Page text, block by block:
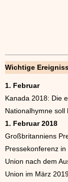
Wichtige
1. Februar
Kanada 2018: Die
Nationalhymne
1. Februar 2018
Großbritanniens
Pressekonferenz
Union nach dem
Union im März